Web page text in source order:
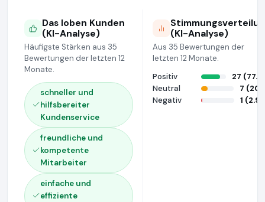
Das loben Kunden
(KI-Analyse)
Häufigste Stärken aus 35
Bewertungen der letzten 12
Monate.
schneller und
hilfsbereiter
Kundenservice
freundliche und
kompetente
Mitarbeiter
einfache und
effiziente
(KI-Analyse)
Aus 35 Bewertungen der
letzten 12 Monate.
Positiv
27
Neutral
7
Negativ
1